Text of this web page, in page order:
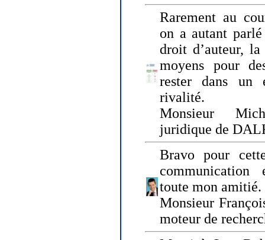
Rarement au
on a autant
droit d’auteur,
moyens pour
rester dans un
rivalité.
Monsieur
juridique de
Bravo pour
communication
toute mon amitié.
Monsieur
moteur de